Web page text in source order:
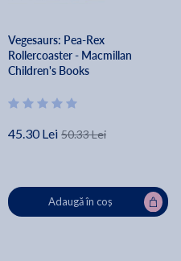
Vegesaurs: Pea-Rex
Rollercoaster - Macmillan
Children's Books
45.30 Lei 50.33 Lei
Adaugă în coș